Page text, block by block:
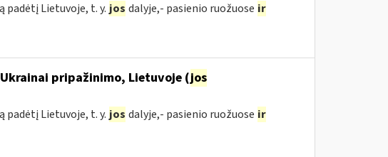
padėtį Lietuvoje, t. y. jos dalyje,- pasienio ruožuose ir
pripažinimo, Lietuvoje (jos
padėtį Lietuvoje, t. y. jos dalyje,- pasienio ruožuose ir